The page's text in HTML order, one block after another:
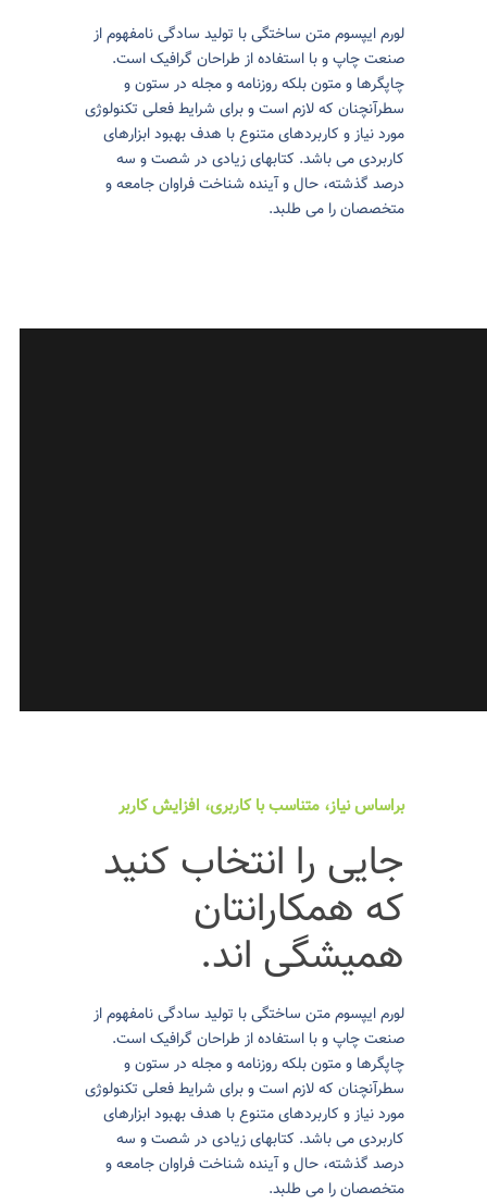
لورم ایپسوم متن ساختگی با تولید سادگی نامفهوم از
صنعت چاپ و با استفاده از طراحان گرافیک است.
چاپگرها و متون بلکه روزنامه و مجله در ستون و
سطرآنچنان که لازم است و برای شرایط فعلی تکنولوژی
مورد نیاز و کاربردهای متنوع با هدف بهبود ابزارهای
کاربردی می باشد. کتابهای زیادی در شصت و سه
درصد گذشته، حال و آینده شناخت فراوان جامعه و
متخصصان را می طلبد.
براساس نیاز، متناسب با کاربری، افزایش کاربر
جایی را انتخاب کنید
که همکارانتان
همیشگی اند.
لورم ایپسوم متن ساختگی با تولید سادگی نامفهوم از
صنعت چاپ و با استفاده از طراحان گرافیک است.
چاپگرها و متون بلکه روزنامه و مجله در ستون و
سطرآنچنان که لازم است و برای شرایط فعلی تکنولوژی
مورد نیاز و کاربردهای متنوع با هدف بهبود ابزارهای
کاربردی می باشد. کتابهای زیادی در شصت و سه
درصد گذشته، حال و آینده شناخت فراوان جامعه و
متخصصان را می طلبد.